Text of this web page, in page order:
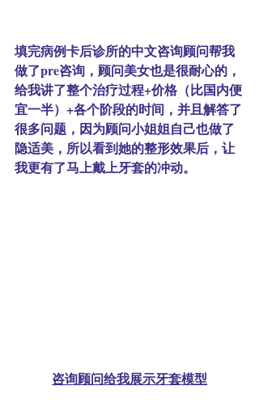
填完病例卡后诊所的中文咨询顾问帮我
做了pre咨询，顾问美女也是很耐心的，
给我讲了整个治疗过程+价格（比国内便
宜一半）+各个阶段的时间，并且解答了
很多问题，因为顾问小姐姐自己也做了
隐适美，所以看到她的整形效果后，让
我更有了马上戴上牙套的冲动。
咨询顾问给我展示牙套模型